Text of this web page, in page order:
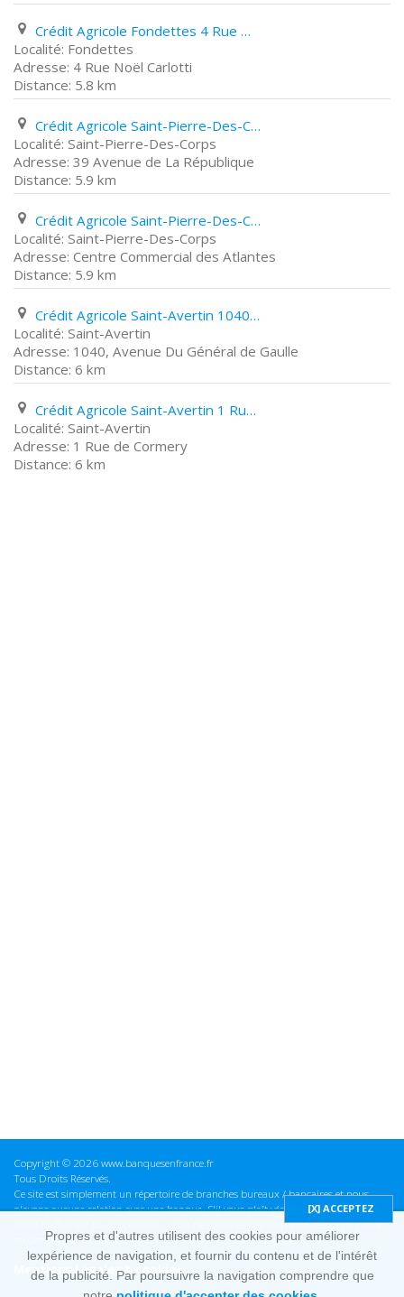
Crédit Agricole Fondettes 4 Rue Noël Carlotti
Fondettes
4 Rue Noël Carlotti
5.8 km
Crédit Agricole Saint-Pierre-Des-Corps 39 Avenue de La République
Saint-Pierre-Des-Corps
39 Avenue de La République
5.9 km
Crédit Agricole Saint-Pierre-Des-Corps Centre Commercial des Atlantes
Saint-Pierre-Des-Corps
Centre Commercial des Atlantes
5.9 km
Crédit Agricole Saint-Avertin 1040, Avenue Du Général de Gaulle
Saint-Avertin
1040, Avenue Du Général de Gaulle
6 km
Crédit Agricole Saint-Avertin 1 Rue de Cormery
Saint-Avertin
1 Rue de Cormery
6 km
Copyright © 2026 www.banquesenfrance.fr
Tous Droits Réservés.
Ce site est simplement un répertoire de branches bureaux / bancaires et nous
n'avons aucune relation avec une banque. S'il vous plaît vérifier ces informations
avant d'effectuer toute opération, nous ne sommes pas responsables des erreurs
ou des omissions dans les informations que nous fournissons.
Mentions Légales & cookies
Propres et d'autres utilisent des cookies pour améliorer
lexpérience de navigation, et fournir du contenu et de l'intérêt
de la publicité. Par poursuivre la navigation comprendre que